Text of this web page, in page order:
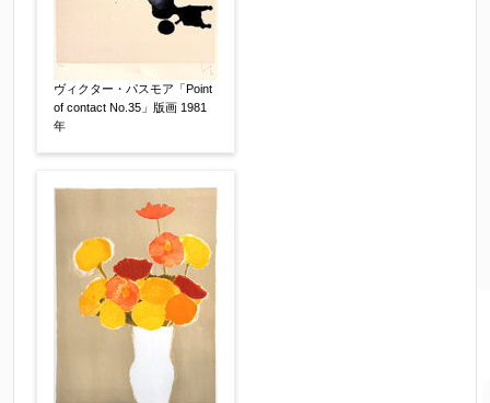
ヴィクター・パスモア「Point
of contact No.35」版画 1981
年